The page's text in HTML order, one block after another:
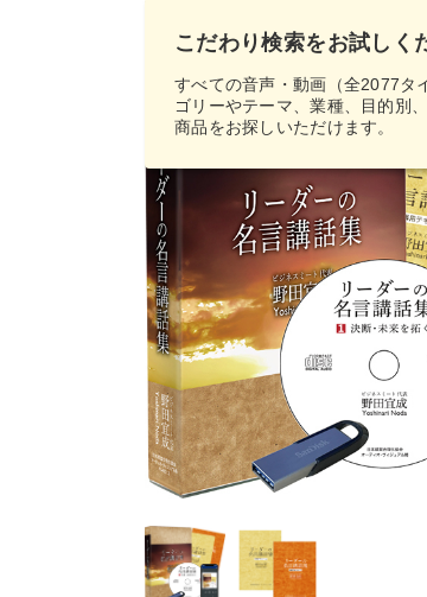
こだわり検索をお試しく
すべての音声・動画（全2077タ
ゴリーやテーマ、業種、目的別
商品をお探しいただけます。